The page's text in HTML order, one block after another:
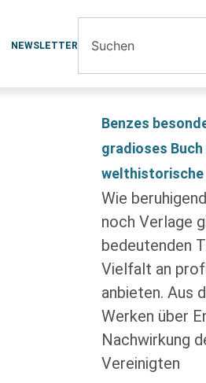
NEWSLETTER
Benzes
gradioses Buch
welthistorische
Wie
noch Verlage
bedeutenden
Vielfalt an
anbieten. Aus
Werken über
Nachwirkung
Vereinigten